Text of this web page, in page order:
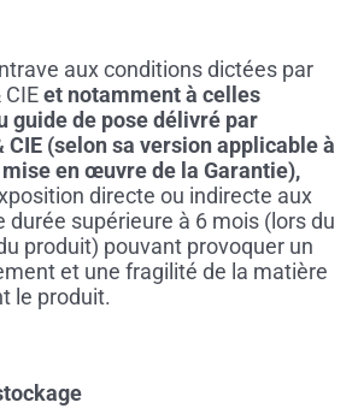
aux conditions dictées par
CIEet notamment à celles
guide de pose délivré par
CIE (selon sa version applicable à
mise en œuvre de la Garantie),
directe ou indirecte aux
durée supérieure à 6 mois (lors du
produit) pouvant provoquer un
et une fragilité de la matière
le produit.